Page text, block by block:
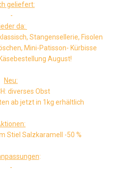
geliefert:
-
da:
Stangensellerie, Fisolen
Mini-Patisson- Kürbisse
August!
Neu:
diverses Obst
ab jetzt in 1kg erhältlich
Stiel Salzkaramell -50 %
:
-